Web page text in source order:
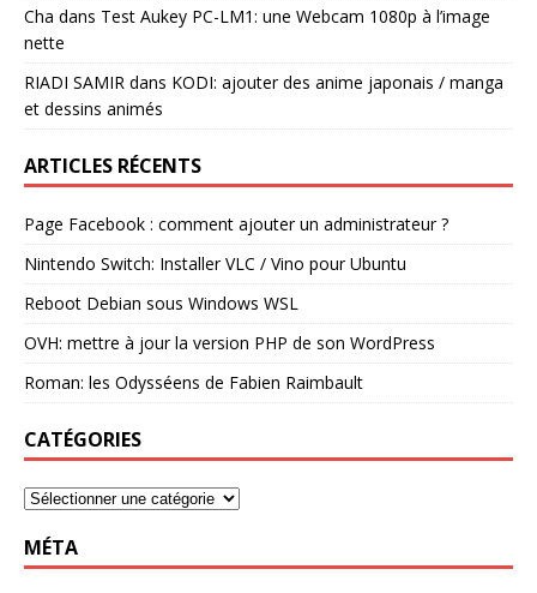
Cha dans Test Aukey PC-LM1: une Webcam 1080p à l’image
nette
RIADI SAMIR dans KODI: ajouter des anime japonais / manga
et dessins animés
ARTICLES RÉCENTS
Page Facebook : comment ajouter un administrateur ?
Nintendo Switch: Installer VLC / Vino pour Ubuntu
Reboot Debian sous Windows WSL
OVH: mettre à jour la version PHP de son WordPress
Roman: les Odysséens de Fabien Raimbault
CATÉGORIES
MÉTA